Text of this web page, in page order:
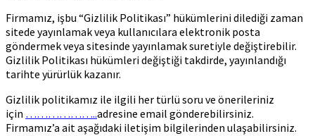
Firmamız, işbu “Gizlilik Politikası” hükümlerini dilediği zaman
sitede yayınlamak veya kullanıcılara elektronik posta
göndermek veya sitesinde yayınlamak suretiyle değiştirebilir.
Gizlilik Politikası hükümleri değiştiği takdirde, yayınlandığı
tarihte yürürlük kazanır.
Gizlilik politikamız ile ilgili her türlü soru ve önerileriniz
için ………………..adresine email gönderebilirsiniz.
Firmamız’a ait aşağıdaki iletişim bilgilerinden ulaşabilirsiniz.